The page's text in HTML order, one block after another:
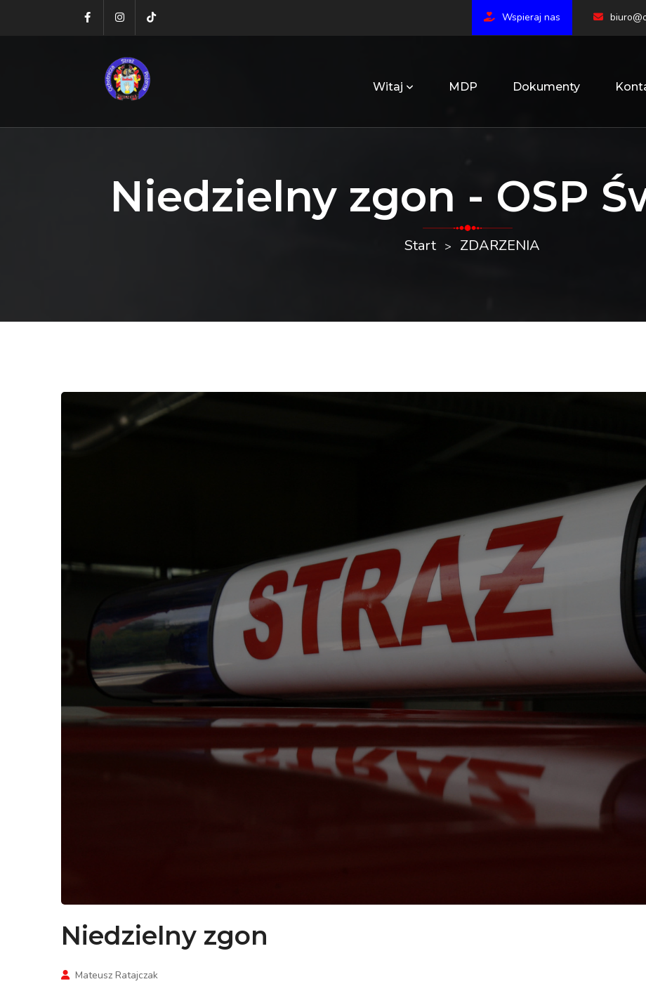
Wspieraj nas
Witaj MDP Dokumenty
Niedzielny zgon - OSP
Start ZDARZENIA
Niedzielny zgon
Mateusz Ratajczak